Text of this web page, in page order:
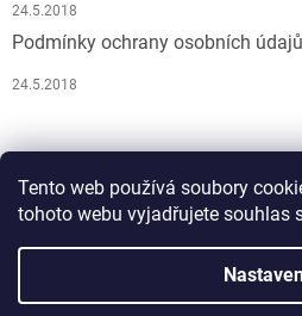
Tento web používá soubory
tohoto webu vyjadřujete souhlas
24.5.2018
Podmínky ochrany osobních údajů
24.5.2018
Vytvořil